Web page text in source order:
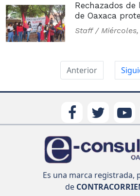
Rechazados de
de Oaxaca
Staff /
Anterior
Es una marca registrada,
de